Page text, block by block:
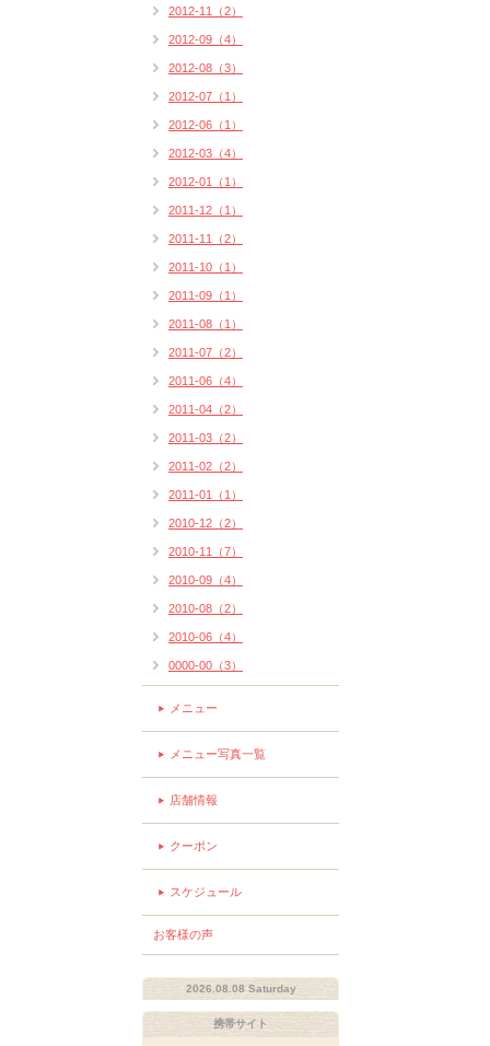
2012-11（2）
2012-09（4）
2012-08（3）
2012-07（1）
2012-06（1）
2012-03（4）
2012-01（1）
2011-12（1）
2011-11（2）
2011-10（1）
2011-09（1）
2011-08（1）
2011-07（2）
2011-06（4）
2011-04（2）
2011-03（2）
2011-02（2）
2011-01（1）
2010-12（2）
2010-11（7）
2010-09（4）
2010-08（2）
2010-06（4）
0000-00（3）
メニュー
メニュー写真一覧
店舗情報
クーポン
スケジュール
お客様の声
2026.08.08 Saturday
携帯サイト